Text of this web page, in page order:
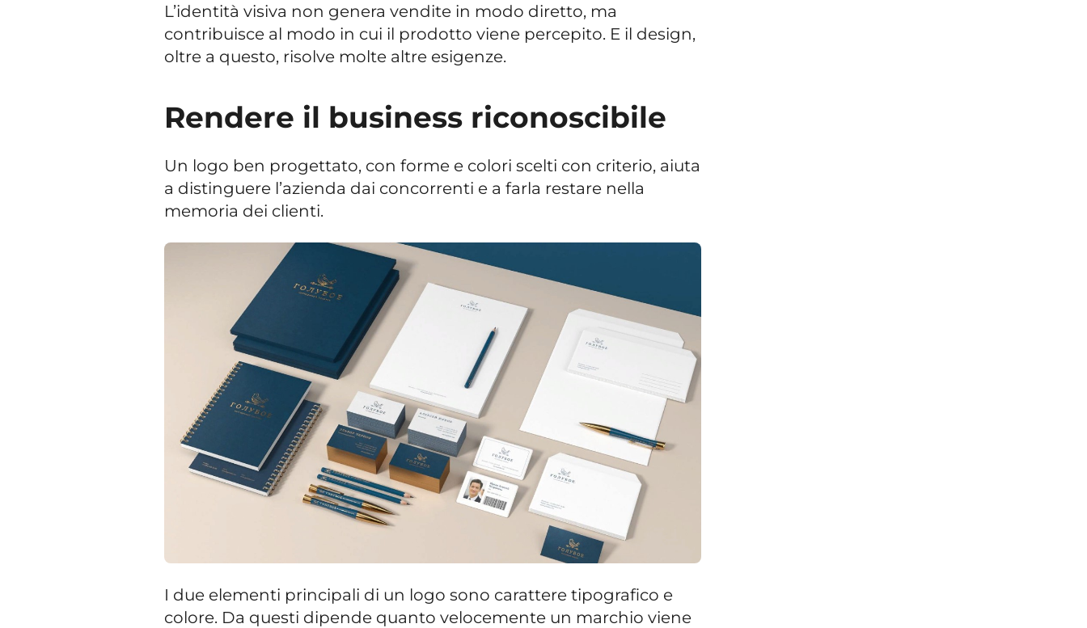
L’identità visiva non genera vendite in modo diretto, ma
contribuisce al modo in cui il prodotto viene percepito. E il design,
oltre a questo, risolve molte altre esigenze.
Rendere il business riconoscibile
Un logo ben progettato, con forme e colori scelti con criterio, aiuta
a distinguere l’azienda dai concorrenti e a farla restare nella
memoria dei clienti.
I due elementi principali di un logo sono carattere tipografico e
colore. Da questi dipende quanto velocemente un marchio viene